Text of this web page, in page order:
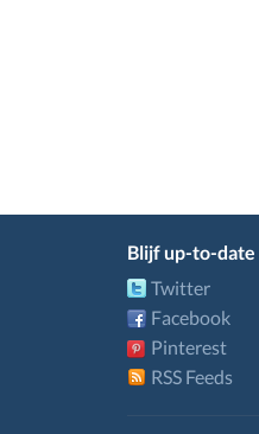
Blijf up-to-date
Twitter
Facebook
Pinterest
RSS Feeds